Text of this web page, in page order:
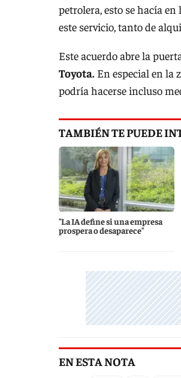
petrolera, esto se hacía
este servicio, tanto de
Este acuerdo abre la
Toyota. En especial en la
podría hacerse incluso
TAMBIÉN TE PUEDE
"La IA define si una empresa
prospera o desaparece"
EN ESTA NOTA